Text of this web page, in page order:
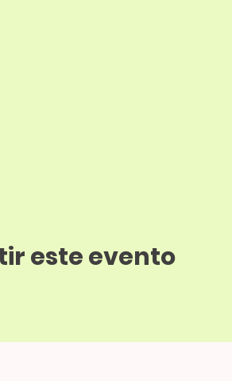
este evento